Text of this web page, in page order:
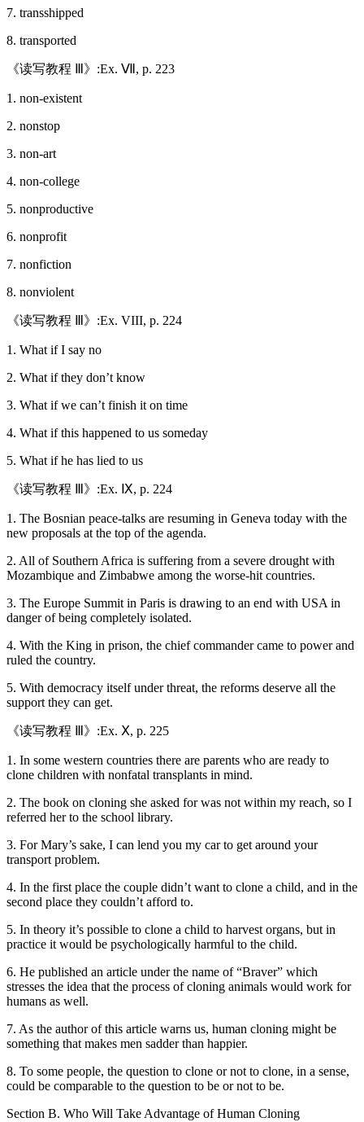
7. transshipped
8. transported
《读写教程 Ⅲ》:Ex. Ⅶ, p. 223
1. non-existent
2. nonstop
3. non-art
4. non-college
5. nonproductive
6. nonprofit
7. nonfiction
8. nonviolent
《读写教程 Ⅲ》:Ex. VIII, p. 224
1. What if I say no
2. What if they don’t know
3. What if we can’t finish it on time
4. What if this happened to us someday
5. What if he has lied to us
《读写教程 Ⅲ》:Ex. Ⅸ, p. 224
1. The Bosnian peace-talks are resuming in Geneva today with the
new proposals at the top of the agenda.
2. All of Southern Africa is suffering from a severe drought with
Mozambique and Zimbabwe among the worse-hit countries.
3. The Europe Summit in Paris is drawing to an end with USA in
danger of being completely isolated.
4. With the King in prison, the chief commander came to power and
ruled the country.
5. With democracy itself under threat, the reforms deserve all the
support they can get.
《读写教程 Ⅲ》:Ex. Ⅹ, p. 225
1. In some western countries there are parents who are ready to
clone children with nonfatal transplants in mind.
2. The book on cloning she asked for was not within my reach, so I
referred her to the school library.
3. For Mary’s sake, I can lend you my car to get around your
transport problem.
4. In the first place the couple didn’t want to clone a child, and in the
second place they couldn’t afford to.
5. In theory it’s possible to clone a child to harvest organs, but in
practice it would be psychologically harmful to the child.
6. He published an article under the name of “Braver” which
stresses the idea that the process of cloning animals would work for
humans as well.
7. As the author of this article warns us, human cloning might be
something that makes men sadder than happier.
8. To some people, the question to clone or not to clone, in a sense,
could be comparable to the question to be or not to be.
Section B. Who Will Take Advantage of Human Cloning